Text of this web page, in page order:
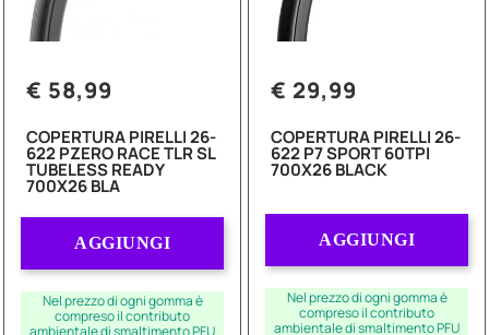
€ 58,99
COPERTURA PIRELLI 26-
622 PZERO RACE TLR SL
TUBELESS READY
700X26 BLA
AGGIUNGI
Nel prezzo di ogni gomma è
compreso il contributo
€ 29,99
COPERTURA PIRELLI 26-
622 P7 SPORT 60TPI
700X26 BLACK
AGGIUNGI
Nel prezzo di ogni gomma è
compreso il contributo
ambientale di smaltimento PFU